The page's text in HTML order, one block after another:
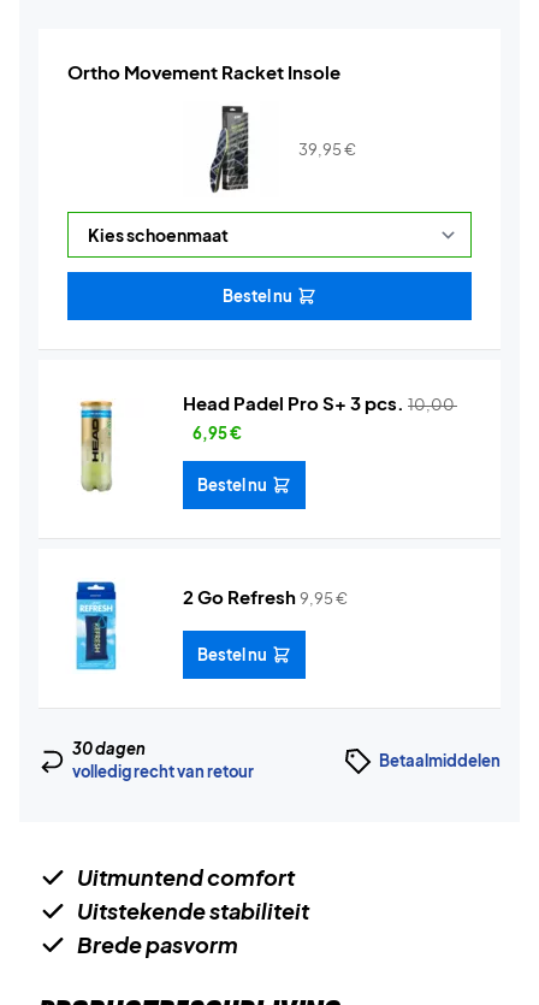
Ortho Movement Racket Insole
39,95€
Bestel nu
Head Padel Pro S+ 3 pcs. 10,00
6,95€
Bestel nu
2 Go Refresh9,95€
Bestel nu
30 dagen
volledig recht van retour
Betaalmiddelen
Uitmuntend comfort
Uitstekende stabiliteit
Brede pasvorm